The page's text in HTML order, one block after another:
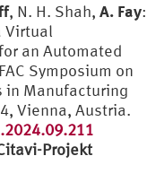
, N. H. Shah, A. Fay:
Virtual
an Automated
Symposium on
in Manufacturing
Vienna, Austria.